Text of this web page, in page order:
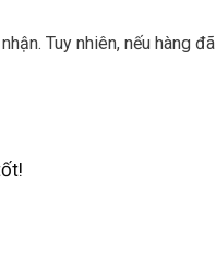
Tuy nhiên, nếu hàng đã